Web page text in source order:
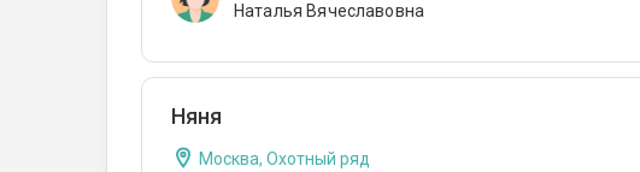
Наталья Вячеславовна
Няня
Москва, Охотный ряд